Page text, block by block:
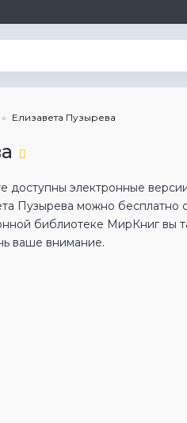
Елизавета Пузырева
доступны электронные
Пузырева можно бесплатно
библиотеке МирКниг вы
ваше внимание.